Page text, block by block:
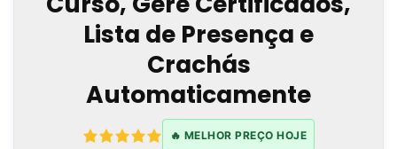
Lista de Presença e
Crachás
Automaticamente
🔥 MELHOR PREÇO HOJE